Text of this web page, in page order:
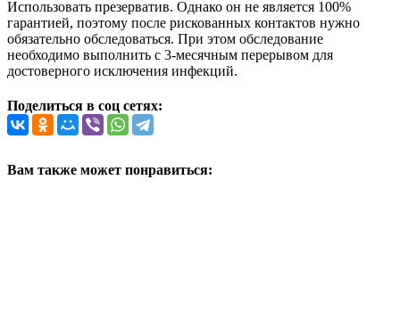
Использовать презерватив. Однако он не является 100%
гарантией, поэтому после рискованных контактов нужно
обязательно обследоваться. При этом обследование
необходимо выполнить с 3-месячным перерывом для
достоверного исключения инфекций.
Поделиться в соц сетях:
Вам также может понравиться: